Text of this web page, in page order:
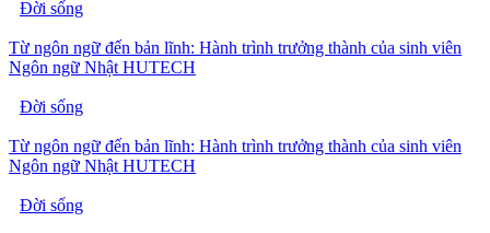
Đời sống
Từ ngôn ngữ đến bản lĩnh: Hành trình trưởng thành của sinh viên
Ngôn ngữ Nhật HUTECH
Đời sống
Từ ngôn ngữ đến bản lĩnh: Hành trình trưởng thành của sinh viên
Ngôn ngữ Nhật HUTECH
Đời sống